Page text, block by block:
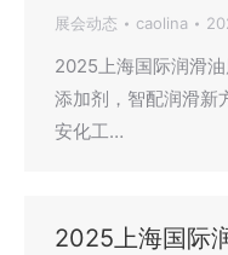
展会动态 caolina
2025上海国际润滑
添加剂，智配润滑新
安化工…
2025上海国际